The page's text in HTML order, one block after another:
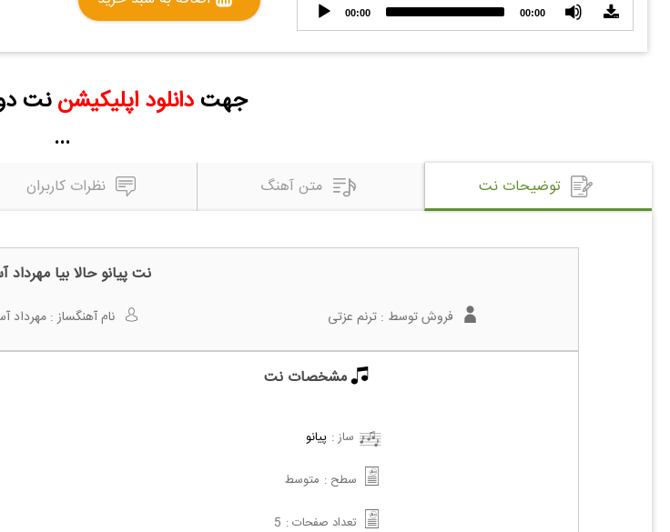
Audio
Player
00:00 00:00
جهتدانلود اپلیکیشننت
...
توضیحات نت متن آهنگ نظرات کاربران
نت پیانو حالا بیا مهرداد
فروش توسط :ترنم عزتی نام آهنگساز :مهرداد
مشخصات نت
ساز : پیانو
سطح : متوسط
تعداد صفحات : 5